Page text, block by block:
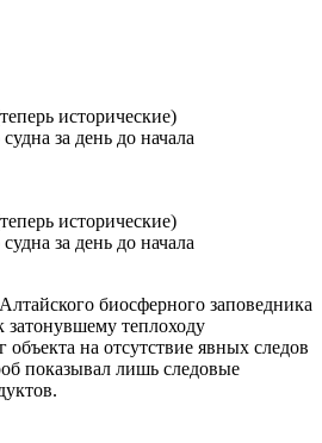
исторические)
за день до начала
исторические)
за день до начала
биосферного заповедника
затонувшему теплоходу
на отсутствие явных следов
показывал лишь следовые